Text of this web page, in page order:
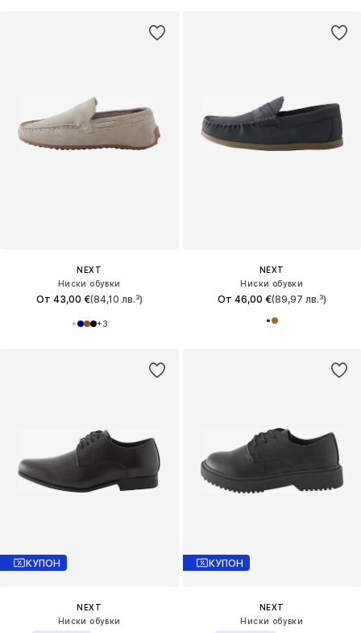
NEXT
Ниски обувки
От 43,00 €(84,10 лв.³)
+3
NEXT
Ниски обувки
От 46,00 €(89,97 лв.³)
КУПОН
NEXT
Ниски обувки
КУПОН
NEXT
Ниски обувки